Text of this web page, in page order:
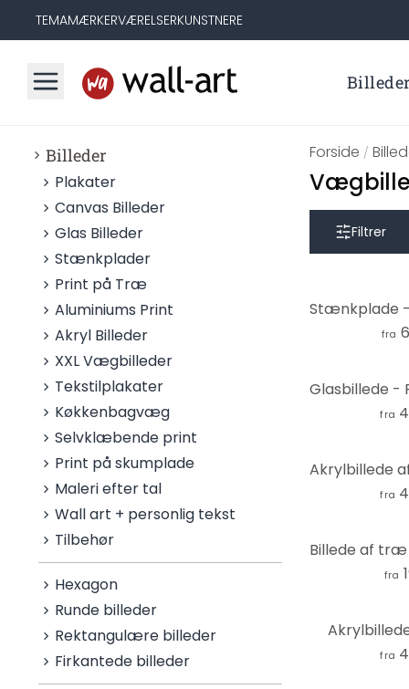
TEMAMÆRKERVÆRELSERKUNSTNERE
Billeder
Billeder
Plakater
Canvas Billeder
Glas Billeder
Stænkplader
Print på Træ
Aluminiums Print
Akryl Billeder
XXL Vægbilleder
Tekstilplakater
Køkkenbagvæg
Selvklæbende print
Print på skumplade
Maleri efter tal
Wall art + personlig tekst
Tilbehør
Hexagon
Runde billeder
Rektangulære billeder
Firkantede billeder
Forside /
Filtrer
fra
fra
fra
fra
fra